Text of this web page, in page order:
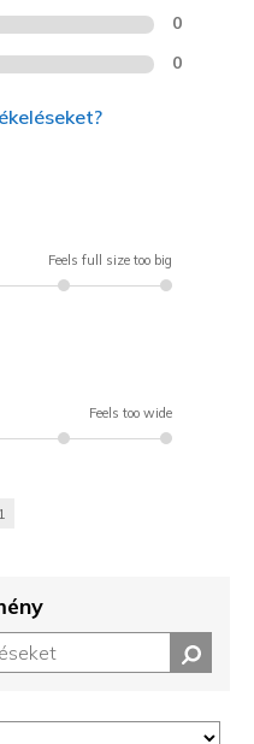
0
0
Feels full size too big
Feels too wide
1